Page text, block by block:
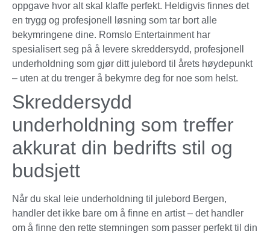
oppgave hvor alt skal klaffe perfekt. Heldigvis finnes det
en trygg og profesjonell løsning som tar bort alle
bekymringene dine. Romslo Entertainment har
spesialisert seg på å levere skreddersydd, profesjonell
underholdning som gjør ditt julebord til årets høydepunkt
– uten at du trenger å bekymre deg for noe som helst.
Skreddersydd
underholdning som treffer
akkurat din bedrifts stil og
budsjett
Når du skal leie underholdning til julebord Bergen,
handler det ikke bare om å finne en artist – det handler
om å finne den rette stemningen som passer perfekt til din